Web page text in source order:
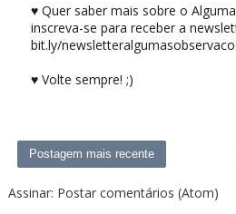
♥ Quer saber mais sobre o
inscreva-se para receber a
bit.ly/
♥ Volte sempre! ;)
Postagem mais recente
Assinar: Postar comentários (Atom)